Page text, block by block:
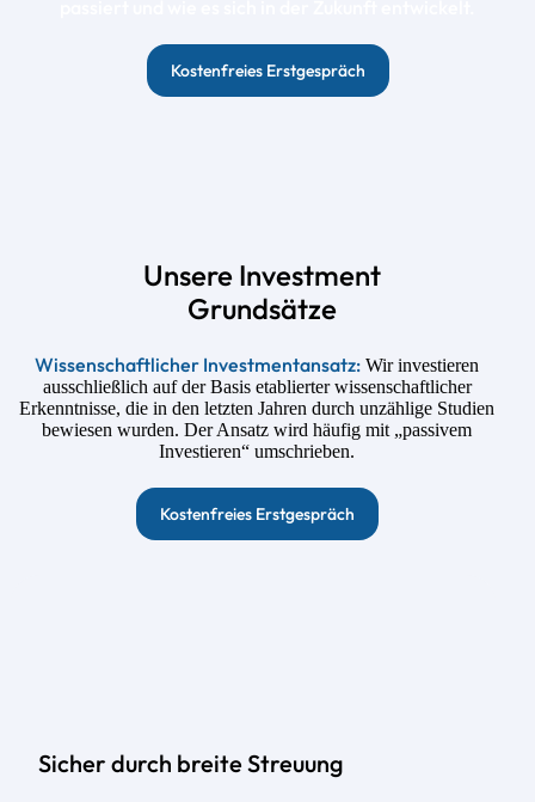
Kostenfreies Erstgespräch
Unsere Investment
Grundsätze
Wissenschaftlicher Investmentansatz: Wir investieren
ausschließlich auf der Basis etablierter wissenschaftlicher
Erkenntnisse, die in den letzten Jahren durch unzählige Studien
bewiesen wurden. Der Ansatz wird häufig mit „passivem
Investieren“ umschrieben.
Kostenfreies Erstgespräch
Sicher durch breite Streuung​